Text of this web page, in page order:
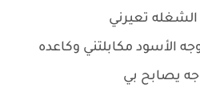
الشغله تعيرني
الأسود مكابلتني وكاعده
يصابح بي